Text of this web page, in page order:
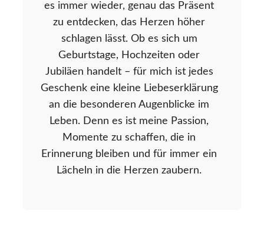
es immer wieder, genau das Präsent
zu entdecken, das Herzen höher
schlagen lässt. Ob es sich um
Geburtstage, Hochzeiten oder
Jubiläen handelt – für mich ist jedes
Geschenk eine kleine Liebeserklärung
an die besonderen Augenblicke im
Leben. Denn es ist meine Passion,
Momente zu schaffen, die in
Erinnerung bleiben und für immer ein
Lächeln in die Herzen zaubern.